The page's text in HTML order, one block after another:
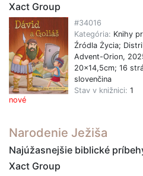
Xact Group
nové
#34016
Kategória: Knihy
Źródla Życia;
Advent-Orion,
20x14,5cm; 16
slovenčina
Stav v knižnici: 1
Narodenie Ježiša
Najúžasnejšie biblické
Xact Group